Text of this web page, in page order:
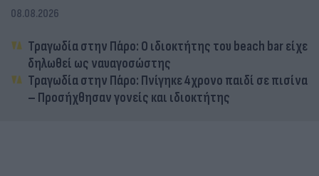
08.08.2026
Τραγωδία στην Πάρο: Ο ιδιοκτήτης του beach bar είχε
δηλωθεί ως ναυαγοσώστης
Τραγωδία στην Πάρο: Πνίγηκε 4χρονο παιδί σε πισίνα
– Προσήχθησαν γονείς και ιδιοκτήτης